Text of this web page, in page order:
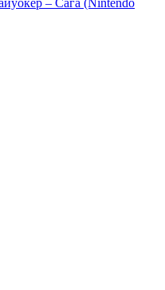
– Сага (Nintendo